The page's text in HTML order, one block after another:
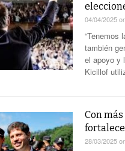
04/04/2025
“Tenemos
también
el apoyo y
Kicillof
Con
28/03/2025